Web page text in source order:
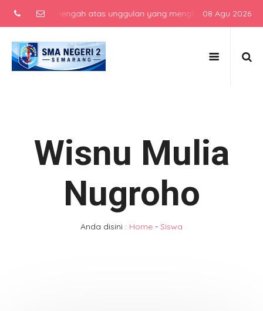
sekolah menengah atas unggulan yang menghasilkan lulusan
08 Agu 2026
Wisnu Mulia
Nugroho
Anda disini : Home - Siswa